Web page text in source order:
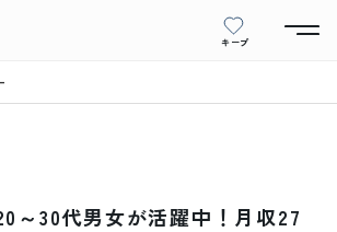
キープ
～30代男女が活躍中！月収27